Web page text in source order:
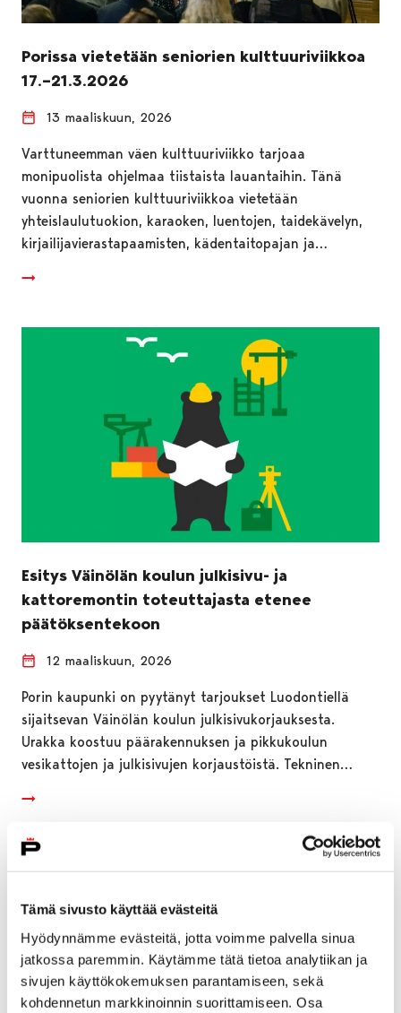
Tämä sivusto käyttää evästeitä
Hyödynnämme evästeitä, jotta voimme palvella sinua
jatkossa paremmin. Käytämme tätä tietoa analytiikan ja
sivujen käyttökokemuksen parantamiseen, sekä
kohdennetun markkinoinnin suorittamiseen. Osa
Porissa vietetään seniorien kulttuuriviikkoa
17.–21.3.2026
13 maaliskuun, 2026
Varttuneemman väen kulttuuriviikko tarjoaa
monipuolista ohjelmaa tiistaista lauantaihin. Tänä
vuonna seniorien kulttuuriviikkoa vietetään
yhteislaulutuokion, karaoken, luentojen, taidekävelyn,
kirjailijavierastapaamisten, kädentaitopajan ja…
Esitys Väinölän koulun julkisivu- ja
kattoremontin toteuttajasta etenee
päätöksentekoon
12 maaliskuun, 2026
Porin kaupunki on pyytänyt tarjoukset Luodontiellä
sijaitsevan Väinölän koulun julkisivukorjauksesta.
Urakka koostuu päärakennuksen ja pikkukoulun
vesikattojen ja julkisivujen korjaustöistä. Tekninen…